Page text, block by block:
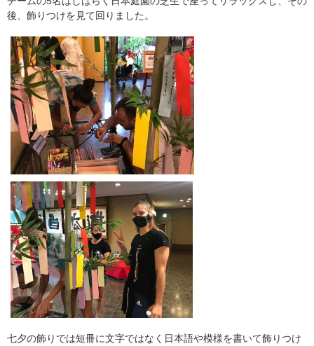
後、飾りつけを見て回りました。
七夕の飾りでは短冊に文字ではなく日本語や模様を書いて飾りつけ